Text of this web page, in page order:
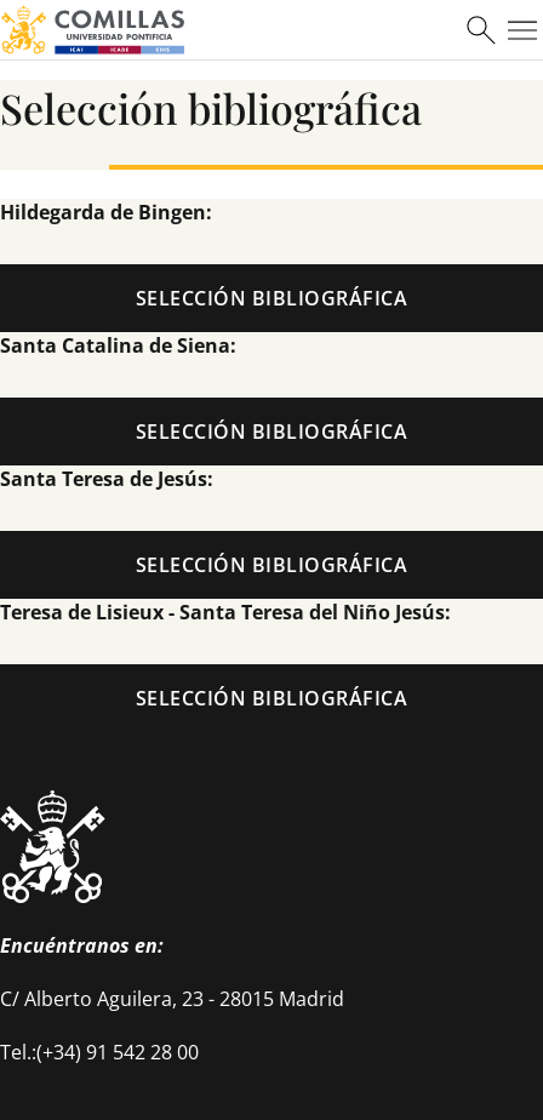
ICAI
Ver más
Máster en Ciberseguridad
Selección bibliográfica
Hildegarda de Bingen:
SELECCIÓN BIBLIOGRÁFICA
Santa Catalina de Siena:
SELECCIÓN BIBLIOGRÁFICA
Santa Teresa de Jesús:
SELECCIÓN BIBLIOGRÁFICA
Teresa de Lisieux - Santa Teresa del Niño Jesús:
SELECCIÓN BIBLIOGRÁFICA
Encuéntranos en:
C/ Alberto Aguilera, 23 - 28015 Madrid
Tel.:(+34) 91 542 28 00